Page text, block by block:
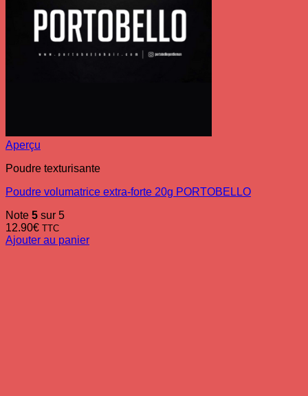
Aperçu
Poudre texturisante
Poudre volumatrice extra-forte 20g PORTOBELLO
Note 5 sur 5
12.90€ TTC
Ajouter au panier